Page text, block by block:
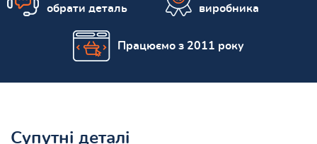
обрати деталь
виробника
Працюємо з 2011 року
Супутні деталі